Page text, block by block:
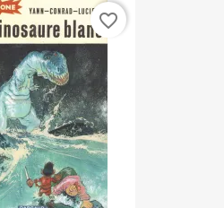
favorite_border